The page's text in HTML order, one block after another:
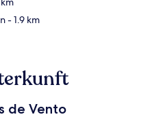
- 1.9 km
de Vento